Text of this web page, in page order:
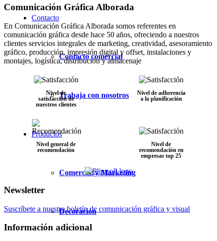
Contacto
Contacto comercial
Trabaja con nosotros
Productos
Comercial y Marketing
Decoración
Comunicación Gráfica Alborada
En Comunicación Gráfica Alborada somos referentes en
comunicación gráfica desde hace 50 años, ofreciendo a nuestros
clientes servicios integrales de marketing, creatividad, asesoramiento
gráfico, producción, impresión digital y offset, instalaciones y
montajes, logística, distribución y almacenaje
Nivel de
satisfacción de
nuestros clientes
Nivel de adherencia
a la planificación
Nivel general de
recomendación
Nivel de
recomendación en
empresas top 25
Newsletter
Suscríbete a nuestro boletín de comunicación gráfica y visual
Información adicional